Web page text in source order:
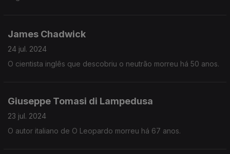
James Chadwick
24 jul. 2024
O cientista inglês que descobriu o neutrão morreu há 50 anos.
Giuseppe Tomasi di Lampedusa
23 jul. 2024
O autor italiano de O Leopardo morreu há 67 anos.